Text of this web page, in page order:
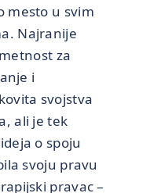
mesto u svim
Najranije
za
i
svojstva
ali je tek
o spoju
svoju pravu
pravac –